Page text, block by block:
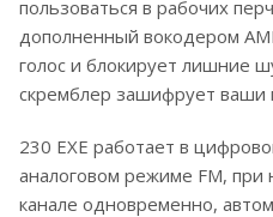
пользоваться в рабочих
дополненный вокодером
голос и блокирует лишние
скремблер зашифрует ваши
230 EXE работает в
аналоговом режиме FM,
канале одновременно,